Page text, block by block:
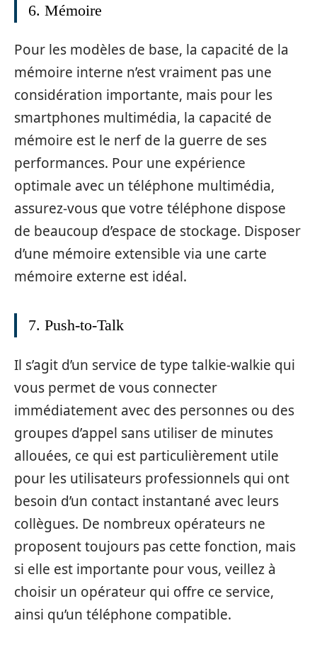
6. Mémoire
Pour les modèles de base, la capacité de la
mémoire interne n’est vraiment pas une
considération importante, mais pour les
smartphones multimédia, la capacité de
mémoire est le nerf de la guerre de ses
performances. Pour une expérience
optimale avec un téléphone multimédia,
assurez-vous que votre téléphone dispose
de beaucoup d’espace de stockage. Disposer
d’une mémoire extensible via une carte
mémoire externe est idéal.
7. Push-to-Talk
Il s’agit d’un service de type talkie-walkie qui
vous permet de vous connecter
immédiatement avec des personnes ou des
groupes d’appel sans utiliser de minutes
allouées, ce qui est particulièrement utile
pour les utilisateurs professionnels qui ont
besoin d’un contact instantané avec leurs
collègues. De nombreux opérateurs ne
proposent toujours pas cette fonction, mais
si elle est importante pour vous, veillez à
choisir un opérateur qui offre ce service,
ainsi qu’un téléphone compatible.